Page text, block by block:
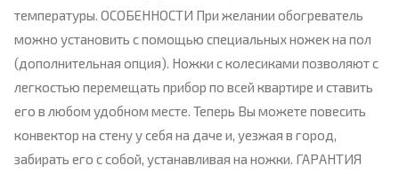
температуры. ОСОБЕННОСТИ При желании обогреватель
можно установить с помощью специальных ножек на пол
(дополнительная опция). Ножки с колесиками позволяют с
легкостью перемещать прибор по всей квартире и ставить
его в любом удобном месте. Теперь Вы можете повесить
конвектор на стену у себя на даче и, уезжая в город,
забирать его с собой, устанавливая на ножки. ГАРАНТИЯ